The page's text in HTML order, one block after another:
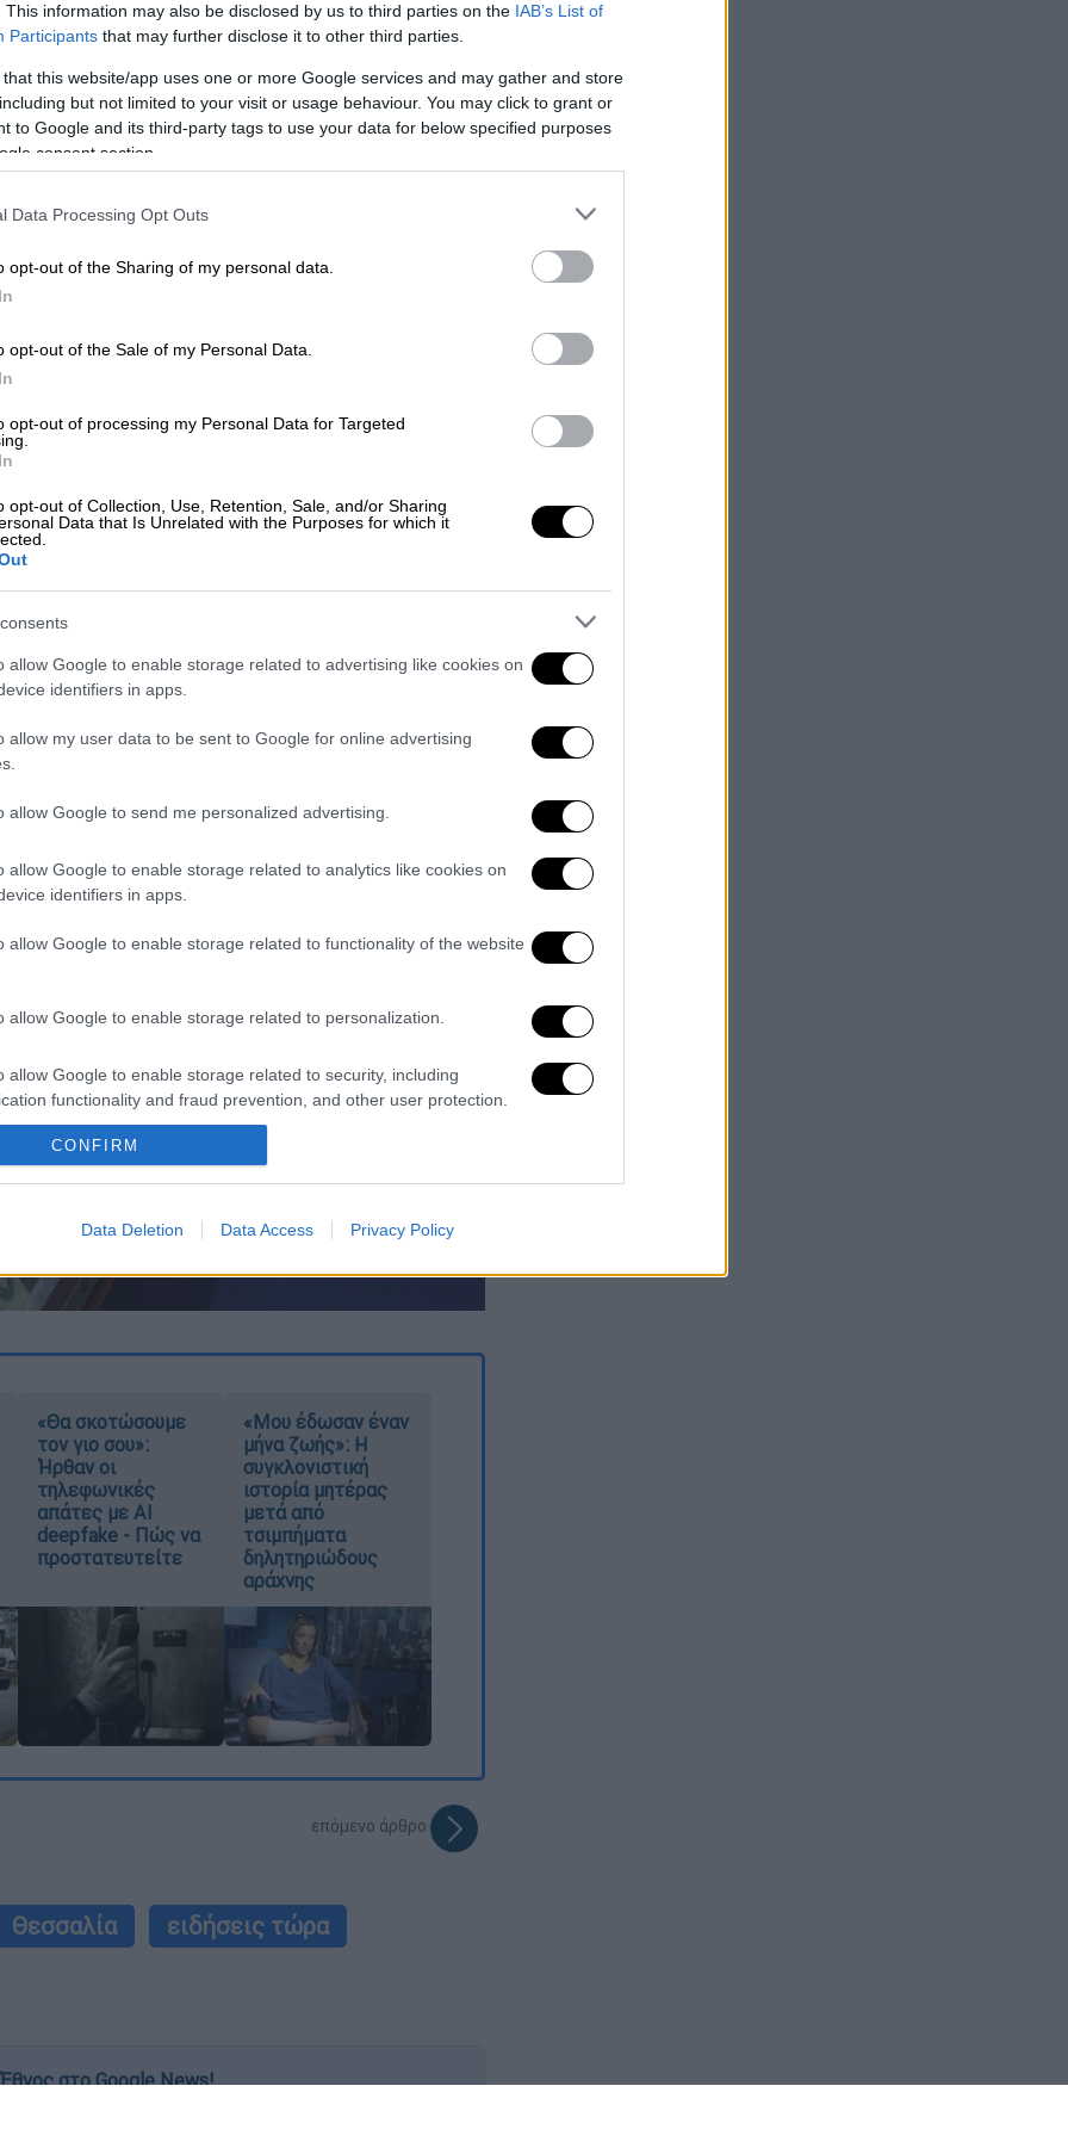
This information may also be disclosed by us to third parties on the IAB’s List of
Participants that may further disclose it to other third parties.
that this website/app uses one or more Google services and may gather and store
but not limited to your visit or usage behaviour. You may click to grant or
to Google and its third-party tags to use your data for below specified purposes
consent section.
Data Processing Opt Outs
opt-out of the Sharing of my personal data.
opt-out of the Sale of my Personal Data.
opt-out of processing my Personal Data for Targeted
opt-out of Collection, Use, Retention, Sale, and/or Sharing
Data that Is Unrelated with the Purposes for which it
allow Google to enable storage related to advertising like cookies on
identifiers in apps.
allow my user data to be sent to Google for online advertising
allow Google to send me personalized advertising.
allow Google to enable storage related to analytics like cookies on
identifiers in apps.
allow Google to enable storage related to functionality of the website
allow Google to enable storage related to personalization.
allow Google to enable storage related to security, including
functionality and fraud prevention, and other user protection.
CONFIRM
Data Deletion Data Access Privacy Policy
στον Καναδά αλλά την
και οι γονείς της. Ερωτεύτηκε στο
βήμα, αφήνοντας το μακρινό Winnipeg για
ορεινό χωριό του Ολύμπου. Πρόκειται
στις δυνατότητες του χωριού,
γλωσσών στο
κτηνοτροφικούς συνεταιρισμούς της
για να συμμετάσχει στα κοινά,
συμπολιτών της.
να προτείνει πολιτικές και κίνητρα που θα
επαρχία με γνώμονα την αξιοπρεπή
με εκείνες των νέων στα μεγάλα αστικά
περισσότερες γυναίκες
την επιχειρηματικότητα. Σύμμαχός της η
«Θα σκοτώσουμε
τον γιο σου»:
Ήρθαν οι
τηλεφωνικές
απάτες με AI
deepfake - Πώς να
προστατευτείτε
«Μου έδωσαν έναν
μήνα ζωής»: Η
συγκλονιστική
ιστορία μητέρας
μετά από
τσιμπήματα
δηλητηριώδους
αράχνης
επόμενο άρθρο
Θεσσαλία
ειδήσεις τώρα
στο Google News!